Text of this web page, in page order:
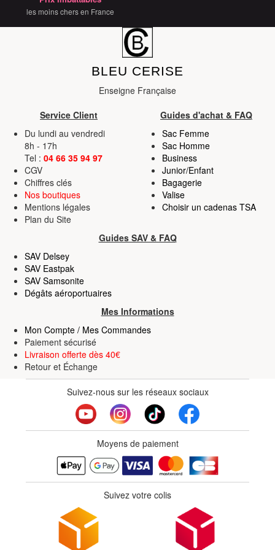
services.
les moins chers en France
BLEU CERISE
Enseigne Française
Service Client
Guides d'achat & FAQ
Du lundi au vendredi
8h - 17h
Tel : 04 66 35 94 97
CGV
Chiffres clés
Nos boutiques
Mentions légales
Plan du Site
Sac Femme
Sac Homme
Business
Junior/Enfant
Bagagerie
Valise
Choisir un cadenas TSA
Guides SAV & FAQ
SAV Delsey
SAV Eastpak
SAV Samsonite
Dégâts aéroportuaires
Mes Informations
Mon Compte / Mes Commandes
Paiement sécurisé
Livraison offerte dès 40€
Retour et Échange
Suivez-nous sur les réseaux sociaux
Moyens de paiement
Suivez votre colis